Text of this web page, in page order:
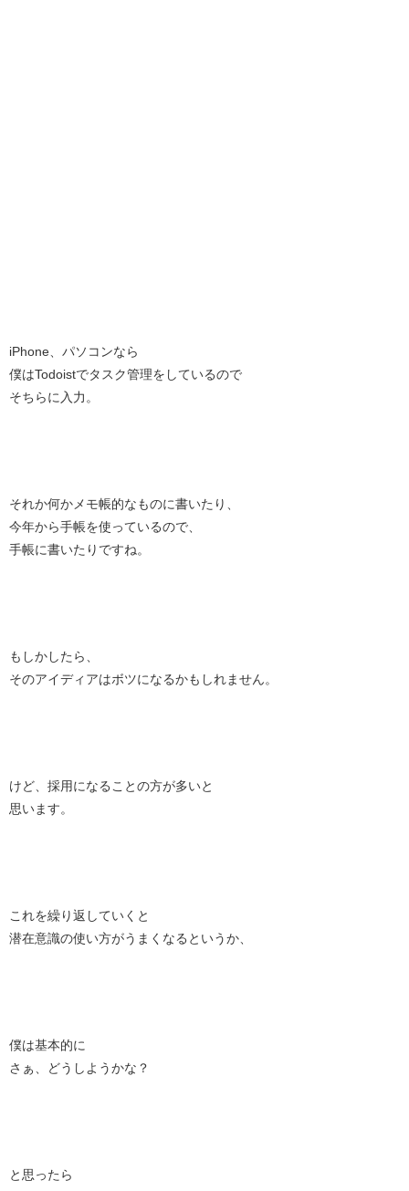
iPhone、パソコンなら
僕はTodoistでタスク管理をしているので
そちらに入力。
それか何かメモ帳的なものに書いたり、
今年から手帳を使っているので、
手帳に書いたりですね。
もしかしたら、
そのアイディアはボツになるかもしれません。
けど、採用になることの方が多いと
思います。
これを繰り返していくと
潜在意識の使い方がうまくなるというか、
僕は基本的に
さぁ、どうしようかな？
と思ったら